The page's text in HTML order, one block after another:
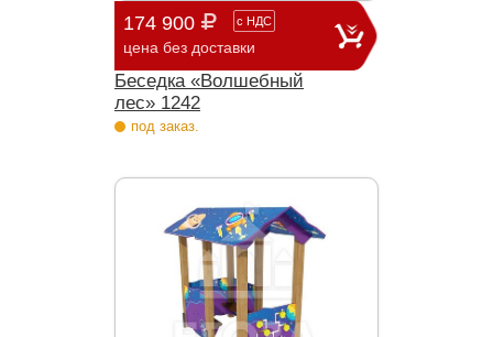
174 900 с НДС
цена без доставки
Беседка «Волшебный
лес» 1242
под заказ.